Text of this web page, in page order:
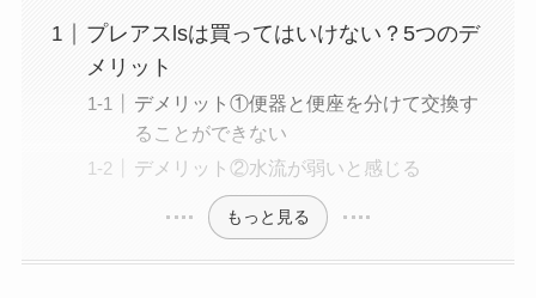
プレアスlsは買ってはいけない？5つのデ
メリット
デメリット①便器と便座を分けて交換す
ることができない
デメリット②水流が弱いと感じる
もっと見る